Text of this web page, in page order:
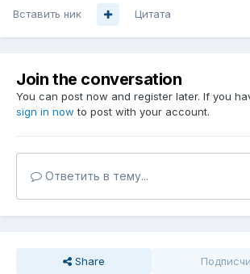
Вставить ник Цитата
Join the conversation
You can post now and register later. If you
sign in now to post with your account.
Ответить в тему...
Share